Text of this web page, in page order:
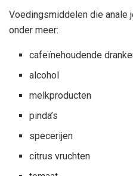
Voedingsmiddelen die anale
onder meer:
cafeïnehoudende
alcohol
melkproducten
pinda’s
specerijen
citrus vruchten